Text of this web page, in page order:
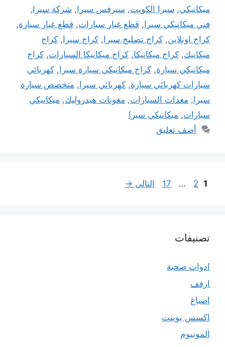
ميكانيكي, سيرا الكويت, سيرفس سيرا , شركة سيرا ,
فني ميكانيكي سيرا , قطع غيار سيارات, قطع غيار سيارة,
كراج اونلاين, كراج تصليح سيرا , كراج سيرا , كراج
ميكانيك, كراج ميكانيكا, كراج ميكانيكا السيارات, كراج
ميكانيكي سيارة, كراج ميكانيكي سيارة سيرا , كهربائي
سيارات كهربائي سيارة, كهربائي سيرا , متخصص سيارة
سيرا , معدات السيارات, معونات هيدروليك, ميكانيكي
سيارات, ميكانيكي سيرا
أضف تعليق
Page
1
Page
2
…
Page
17 التالي →
تصنيفات
ادوات صحية
ارفف
اصباغ
اكسس بوينت
المونيوم